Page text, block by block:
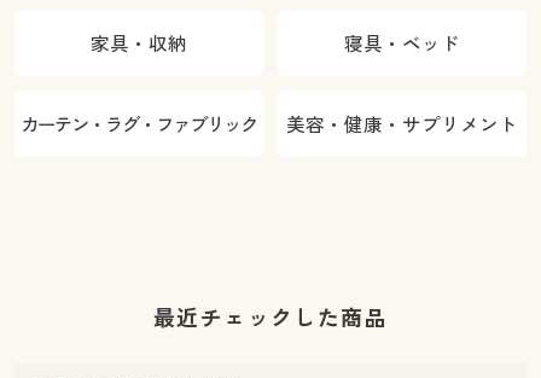
家具・収納 寝具・ベッド
カーテン・ラグ・ファブリック 美容・健康・サプリメント
最近チェックした商品